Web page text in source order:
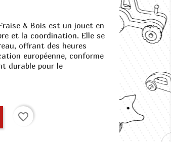
& Bois est un jouet en
et la coordination. Elle se
offrant des heures
européenne, conforme
durable pour le
favorite_border